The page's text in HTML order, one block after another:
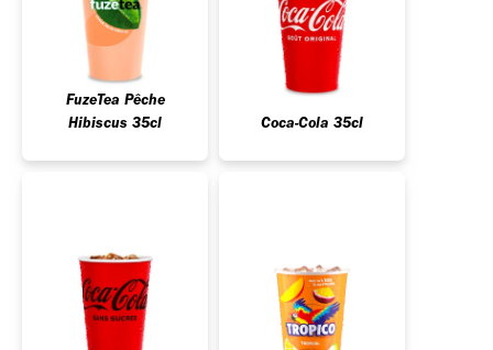
FuzeTea Pêche
Hibiscus 35cl
Coca-Cola 35cl